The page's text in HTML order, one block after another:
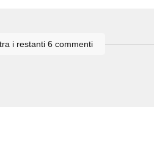
i restanti 6 commenti